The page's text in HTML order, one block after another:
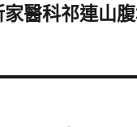
醫科祁連山